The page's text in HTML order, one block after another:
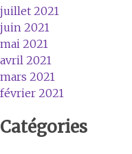
juillet 2021
juin 2021
mai 2021
avril 2021
mars 2021
février 2021
Catégories